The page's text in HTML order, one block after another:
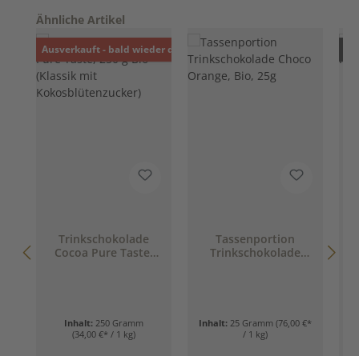
Produktgalerie überspringen
Ähnliche Artikel
Ausverkauft - bald wieder da!
Trinkschokolade
Cocoa Pure Taste,
Inhalt: 250 Gramm
(34,00 €* / 1 kg)
Tassenportion
Trinkschokolade
Inhalt: 25 Gramm (76,00 €*
/ 1 kg)